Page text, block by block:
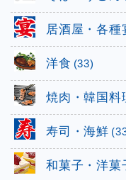
居酒屋・各種
洋食 (33)
焼肉・韓国料
寿司・海鮮
和菓子・洋菓